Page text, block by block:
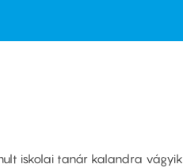
iskolai tanár kalandra vágyik,